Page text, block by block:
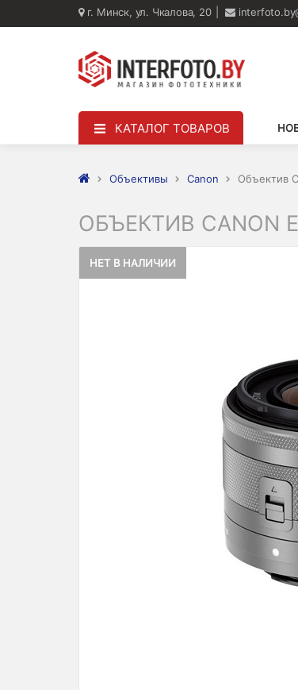
г. Минск, ул. Чкалова, 20
КАТАЛОГ ТОВАРОВ
Объективы Canon Объектив
ОБЪЕКТИВ CANON
НЕТ В НАЛИЧИИ